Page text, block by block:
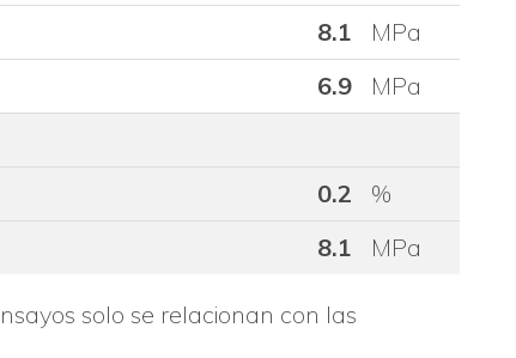
8.1
MPa
6.9 MPa
0.2
%
8.1 MPa
solo se relacionan con las